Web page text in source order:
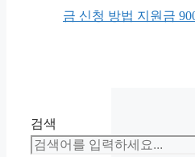
금 신청 방법 지원금
검색